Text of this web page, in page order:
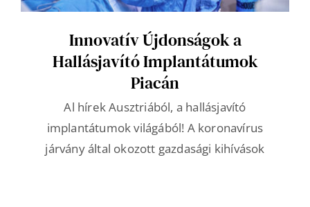
Innovatív Újdonságok a
Hallásjavító Implantátumok
Piacán
Al hírek Ausztriából, a hallásjavító
implantátumok világából! A koronavírus
járvány által okozott gazdasági kihívások